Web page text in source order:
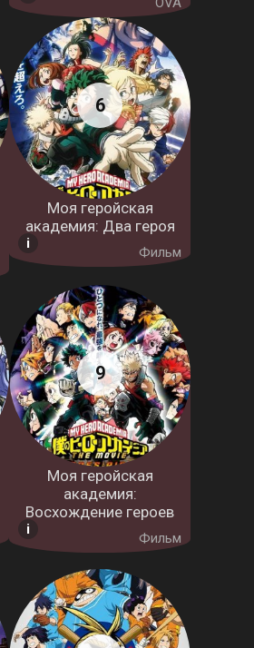
Моя геройская
академия: Два героя
Фильм
Моя геройская
академия:
Восхождение героев
Фильм